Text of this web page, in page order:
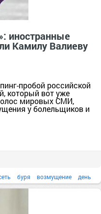
иностранные
Камилу Валиеву
пробой российской
который вот уже
мировых СМИ,
у болельщиков и
буря возмущение день